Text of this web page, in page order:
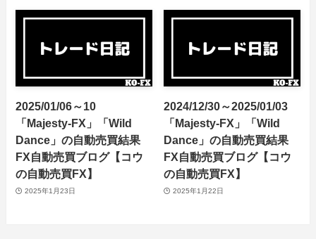
2025/01/06～10
「Majesty-FX」「Wild
Dance」の自動売買結果
FX自動売買ブログ【コウ
の自動売買FX】
2025年1月23日
2024/12/30～2025/01/03
「Majesty-FX」「Wild
Dance」の自動売買結果
FX自動売買ブログ【コウ
の自動売買FX】
2025年1月22日